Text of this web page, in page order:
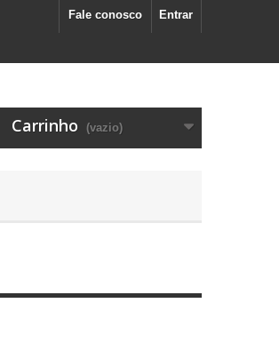
Entrar
Fale conosco
Carrinho (vazio)